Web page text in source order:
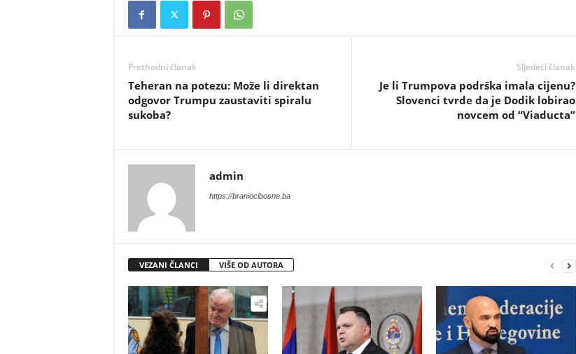
Prethodni članak
​Teheran na potezu: Može li direktan
odgovor Trumpu zaustaviti spiralu
sukoba?
Sljedeći članak
​Je li Trumpova podrška imala cijenu?
Slovenci tvrde da je Dodik lobirao
novcem od “Viaducta”
admin
https://braniocibosne.ba
VEZANI ČLANCI VIŠE OD AUTORA